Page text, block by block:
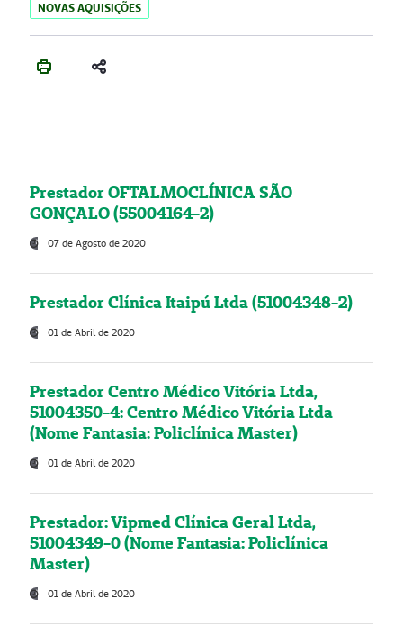
NOVAS AQUISIÇÕES
Prestador OFTALMOCLÍNICA SÃO
GONÇALO (55004164-2)
07 de Agosto de 2020
Prestador Clínica Itaipú Ltda (51004348-2)
01 de Abril de 2020
Prestador Centro Médico Vitória Ltda,
51004350-4: Centro Médico Vitória Ltda
(Nome Fantasia: Policlínica Master)
01 de Abril de 2020
Prestador: Vipmed Clínica Geral Ltda,
51004349-0 (Nome Fantasia: Policlínica
Master)
01 de Abril de 2020